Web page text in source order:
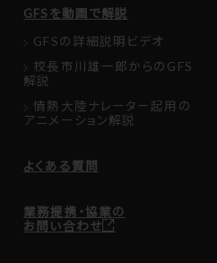
GFSを動画で解説
GFSの詳細説明ビデオ
校長市川雄一郎からのGFS
解説
情熱大陸ナレーター起用の
アニメーション解説
よくある質問
業務提携・協業の
お問い合わせ